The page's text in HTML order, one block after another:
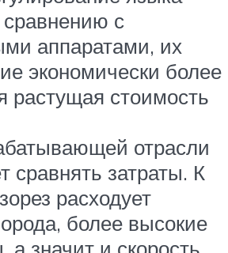
с
аппаратами, их
экономически более
растущая стоимость
отрасли
сравнять затраты. К
расходует
более высокие